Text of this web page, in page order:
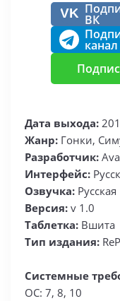
VK ВК
канал
Дата выхода:
Жанр: Гонки,
Разработчик:
Интерфейс:
Озвучка: Русская
Версия: v 1.0
Таблетка: Вшита
Тип издания:
Системные
ОС: 7, 8, 10